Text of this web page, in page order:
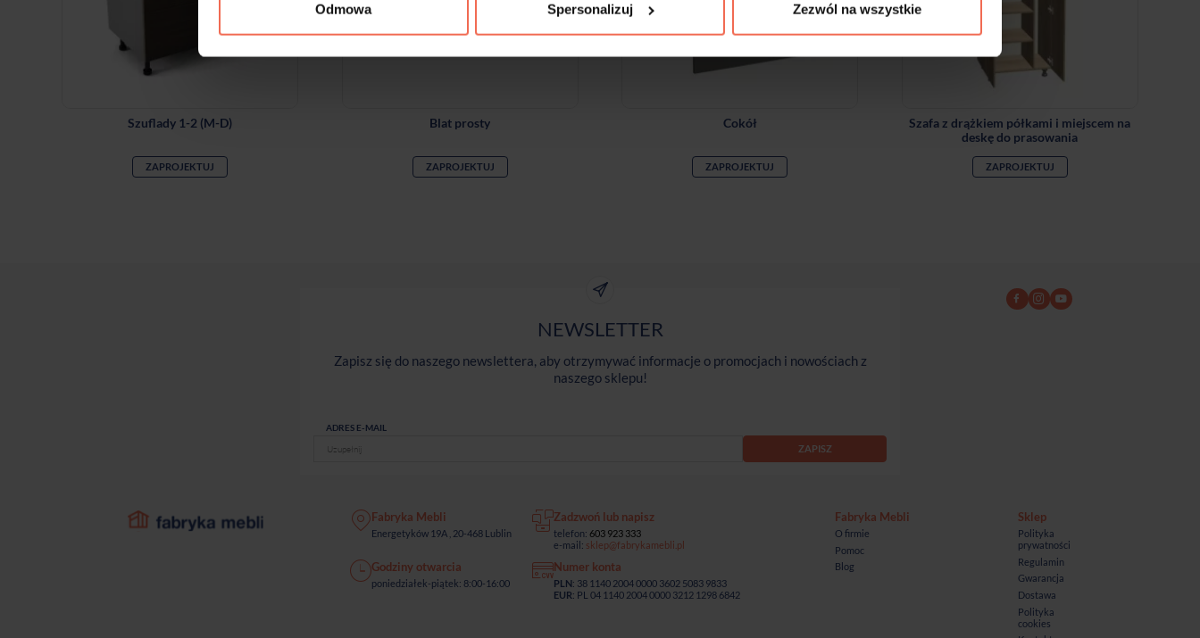
Odmowa Spersonalizuj Zezwól na wszystkie
Szuflady 1-2 (M-D)
ZAPROJEKTUJ
Blat prosty
ZAPROJEKTUJ
Cokół
ZAPROJEKTUJ
Szafa z drążkiem półkami i miejscem na
deskę do prasowania
ZAPROJEKTUJ
NEWSLETTER
Zapisz się do naszego newslettera, aby otrzymywać informacje o promocjach i nowościach z
naszego sklepu!
ADRES E-MAIL
Fabryka Mebli
Energetyków 19A , 20-468 Lublin
Zadzwoń lub napisz
telefon: 603 923 333
e-mail: sklep@fabrykamebli.pl
Godziny otwarcia
poniedziałek-piątek: 8:00-16:00
Numer konta
PLN: 38 1140 2004 0000 3602 5083 9833
EUR: PL 04 1140 2004 0000 3212 1298 6842
Fabryka Mebli
O firmie
Pomoc
Blog
Sklep
Polityka
prywatności
Regulamin
Gwarancja
Dostawa
Polityka
cookies